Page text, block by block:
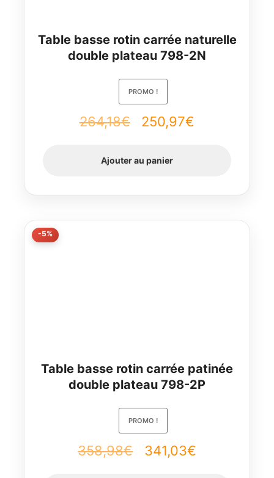
Table basse rotin carrée naturelle
double plateau 798-2N
PROMO !
264,18€
Le
initial
250,97€
Ajouter au panier
-5%
Table basse rotin carrée patinée
double plateau 798-2P
PROMO !
358,98€
Le
341,03€Le